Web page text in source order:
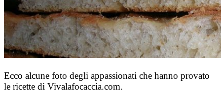
Ecco alcune foto degli appassionati che hanno provato
le ricette di Vivalafocaccia.com.